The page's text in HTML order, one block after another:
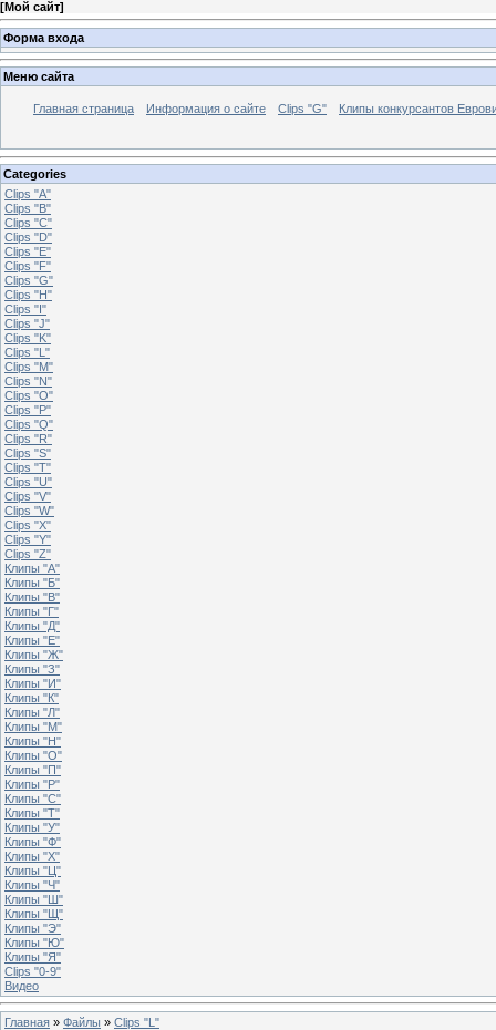
[Мой сайт]
Форма входа
Меню сайта
Главная страница Информация о сайте Clips "G" Клипы конкурсантов
Categories
Clips "A"
Clips "B"
Clips "C"
Clips "D"
Clips "E"
Clips "F"
Clips "G"
Clips "H"
Clips "I"
Clips "J"
Clips "K"
Clips "L"
Clips "M"
Clips "N"
Clips "O"
Clips "P"
Clips "Q"
Clips "R"
Clips "S"
Clips "T"
Clips "U"
Clips "V"
Clips "W"
Clips "X"
Clips "Y"
Clips "Z"
Клипы "А"
Клипы "Б"
Клипы "В"
Клипы "Г"
Клипы "Д"
Клипы "Е"
Клипы "Ж"
Клипы "З"
Клипы "И"
Клипы "К"
Клипы "Л"
Клипы "М"
Клипы "Н"
Клипы "О"
Клипы "П"
Клипы "Р"
Клипы "С"
Клипы "Т"
Клипы "У"
Клипы "Ф"
Клипы "Х"
Клипы "Ц"
Клипы "Ч"
Клипы "Ш"
Клипы "Щ"
Клипы "Э"
Клипы "Ю"
Клипы "Я"
Clips "0-9"
Видео
Главная » Файлы » Clips "L"